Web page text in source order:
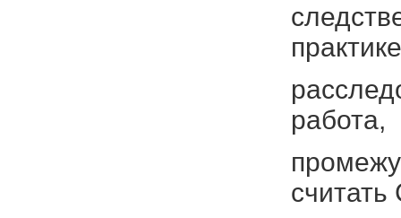
практике
работа,
считать